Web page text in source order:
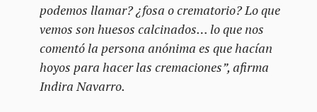
podemos llamar? ¿fosa o crematorio? Lo que
vemos son huesos calcinados… lo que nos
comentó la persona anónima es que hacían
hoyos para hacer las cremaciones”, afirma
Indira Navarro.